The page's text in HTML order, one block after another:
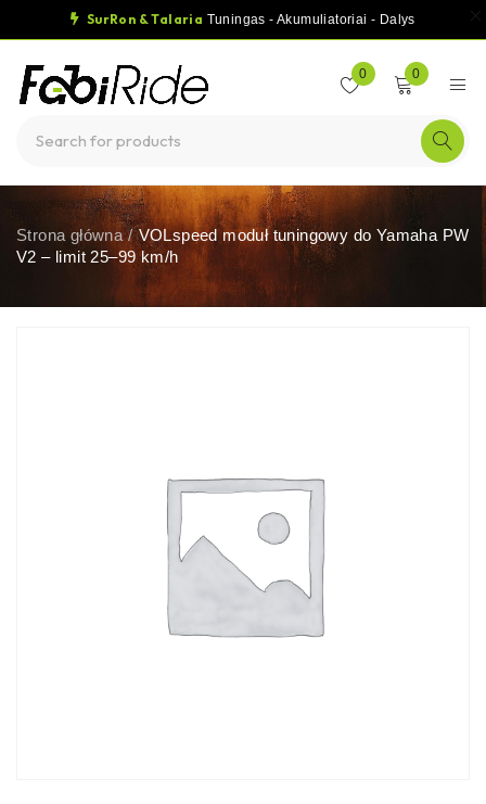
SurRon & Talaria Tuningas - Akumuliatoriai - Dalys
0 0
Strona główna / VOLspeed moduł tuningowy do Yamaha PW
V2 – limit 25–99 km/h